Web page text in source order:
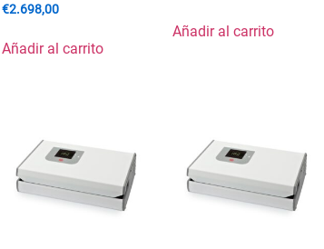
€2.698,00
Añadir al carrito
Añadir al carrito